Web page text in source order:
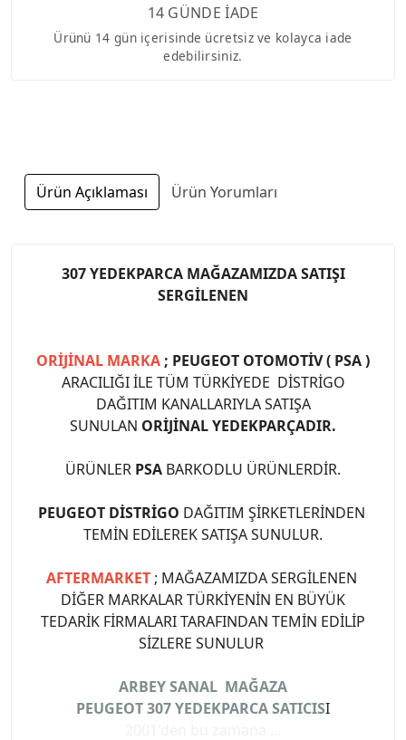
14 GÜNDE İADE
Ürünü 14 gün içerisinde ücretsiz ve kolayca iade
edebilirsiniz.
Ürün Açıklaması Ürün Yorumları
307 YEDEKPARCA MAĞAZAMIZDA SATIŞI
SERGİLENEN
ORİJİNAL MARKA ; PEUGEOT OTOMOTİV ( PSA )
ARACILIĞI İLE TÜM TÜRKİYEDE DİSTRİGO
DAĞITIM KANALLARIYLA SATIŞA
SUNULAN ORİJİNAL YEDEKPARÇADIR.
ÜRÜNLER PSA BARKODLU ÜRÜNLERDİR.
PEUGEOT DİSTRİGO DAĞITIM ŞİRKETLERİNDEN
TEMİN EDİLEREK SATIŞA SUNULUR.
AFTERMARKET ; MAĞAZAMIZDA SERGİLENEN
DİĞER MARKALAR TÜRKİYENİN EN BÜYÜK
TEDARİK FİRMALARI TARAFINDAN TEMİN EDİLİP
SİZLERE SUNULUR
ARBEY SANAL MAĞAZA
PEUGEOT 307 YEDEKPARCA SATICISI